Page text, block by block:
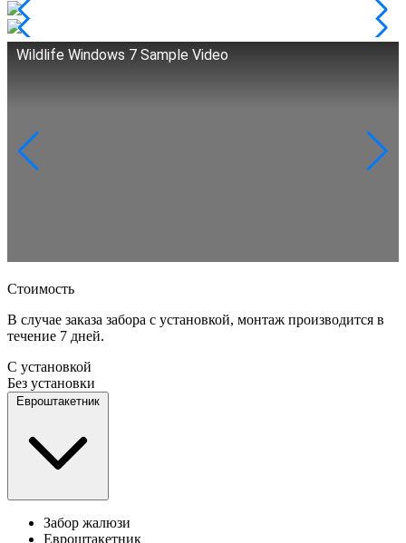
Wildlife Windows 7 Sample Video
Стоимость
В случае заказа забора с установкой, монтаж производится в
течение 7 дней.
С установкой
Без установки
Евроштакетник
Забор жалюзи
Евроштакетник